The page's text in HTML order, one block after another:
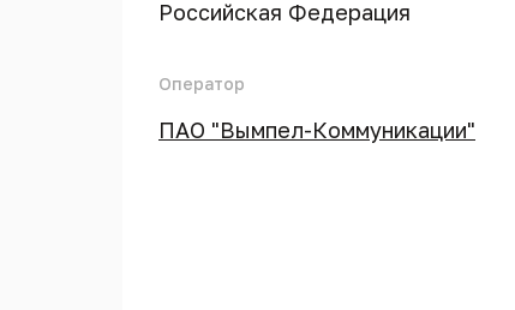
Российская Федерация
Оператор
ПАО "Вымпел-Коммуникации"